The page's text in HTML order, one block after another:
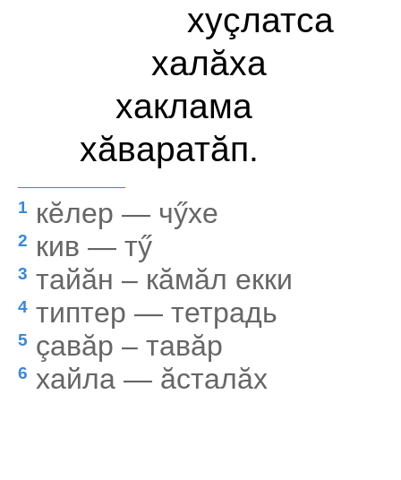
хуçлатса
халăха
хаклама
хăваратăп.
1 кĕлер — чӳхе
2 кив — тӳ
3 тайăн – кăмăл екки
4 типтер — тетрадь
5 çавăр – тавăр
6 хайла — ăсталăх